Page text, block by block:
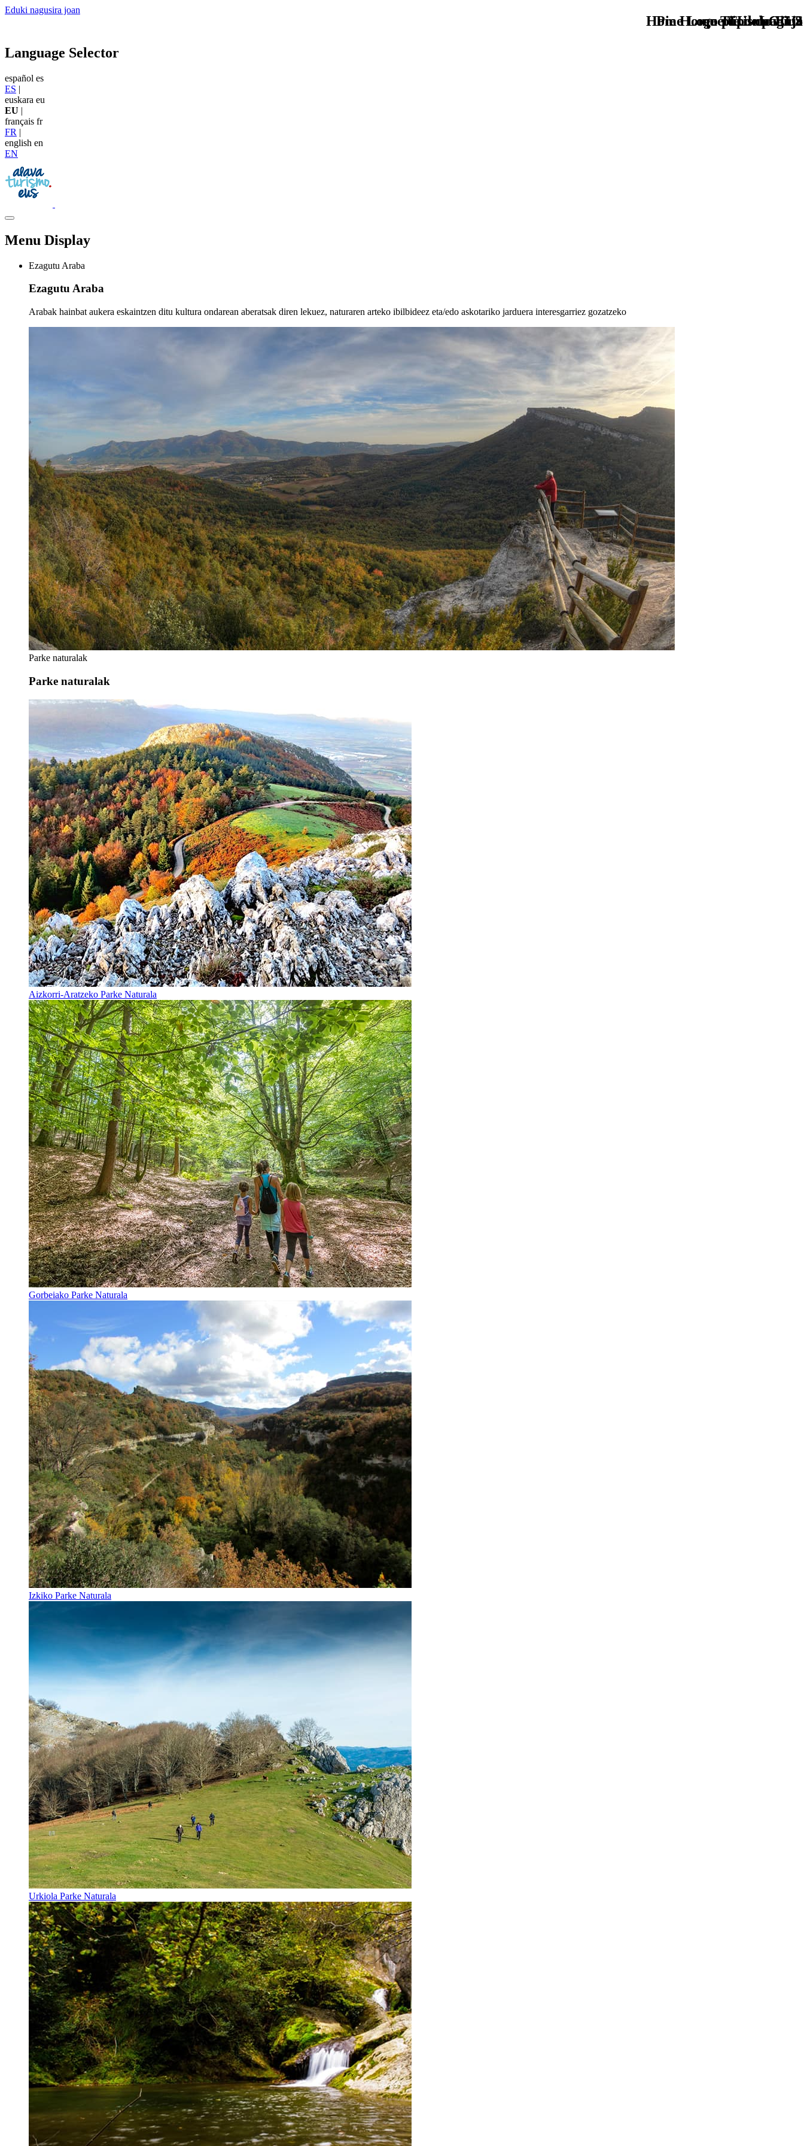
Eduki nagusira joan
TU - LOGO
Language Selector
español es
ES |
euskara eu
EU |
français fr
FR |
english en
EN
Menu Display
Ezagutu Araba
Ezagutu Araba
Arabak hainbat aukera eskaintzen ditu kultura ondarean aberatsak diren lekuez, naturaren arteko ibilbideez eta/edo askotariko jarduera interesgarriez gozatzeko
Parke naturalak
Parke naturalak
Aizkorri-Aratzeko Parke Naturala
Gorbeiako Parke Naturala
Izkiko Parke Naturala
Urkiola Parke Naturala
que tipo de viaje
Home Logo pie de página
Pie Home Turismo EUS